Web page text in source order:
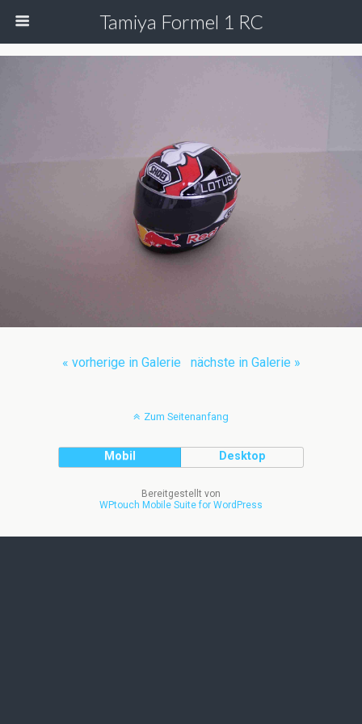
Tamiya Formel 1 RC
« vorherige in Galerie nächste in Galerie »
Zum Seitenanfang
Mobil Desktop
Bereitgestellt von
WPtouch Mobile Suite for WordPress